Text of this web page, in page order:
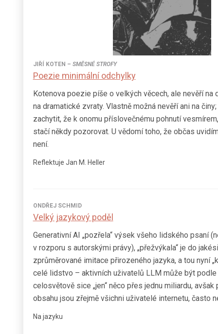
JIŘÍ KOTEN – SMĚSNÉ STROFY
Poezie minimální odchylky
Kotenova poezie píše o velkých věcech, ale nevěří na
na dramatické zvraty. Vlastně možná nevěří ani na
zachytit, že k onomu příslovečnému pohnutí
stačí někdy pozorovat. U vědomí toho, že občas
není.
Reflektuje Jan M. Heller
ONDŘEJ SCHMID
Velký jazykový poděl
Generativní AI „pozřela“ výsek všeho lidského psaní
v rozporu s autorskými právy), „přežvýkala“ je do
zprůměrované imitace přirozeného jazyka, a tou nyní
celé lidstvo – aktivních uživatelů LLM může být podle
celosvětově sice „jen“ něco přes jednu miliardu,
obsahu jsou zřejmě všichni uživatelé internetu, často
Na jazyku